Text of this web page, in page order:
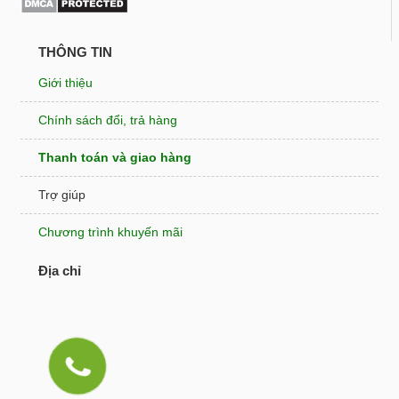
THÔNG TIN
Giới thiệu
Chính sách đổi, trả hàng
Thanh toán và giao hàng
Trợ giúp
Chương trình khuyến mãi
Địa chỉ